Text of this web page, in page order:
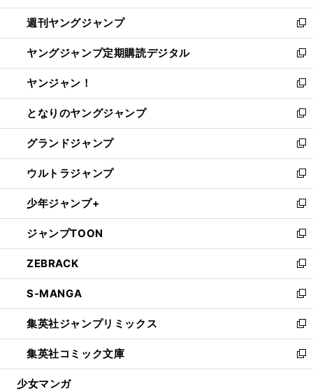
開
く
ウ
で
開
く
ン
ド
ウ
で
開
く
ウ
ィ
ン
ド
ウ
で
開
く
週刊ヤングジャンプ
新
し
い
ウ
ィ
ン
ド
ウ
で
開
く
ヤングジャンプ定期購読デジタル
新
し
い
ウ
ィ
ン
ド
ウ
で
開
く
ヤンジャン！
新
し
い
ウ
ィ
ン
ド
ウ
で
開
く
となりのヤングジャンプ
新
し
い
ウ
ィ
ン
ド
ウ
で
開
く
グランドジャンプ
新
し
い
ウ
ィ
ン
ド
ウ
で
開
く
ウルトラジャンプ
新
し
い
ウ
ィ
ン
ド
ウ
で
開
く
少年ジャンプ+
新
し
い
ウ
ィ
ン
ド
ウ
で
開
く
ジャンプTOON
新
し
い
ウ
ィ
ン
ド
ウ
で
開
ZEBRACK
新
し
い
ウ
ィ
ン
ド
ウ
S-MANGA
新
し
い
ウ
ィ
ン
集英社ジャンプリミックス
新
し
い
ウ
集英社コミック文庫
新
し
少女マンガ